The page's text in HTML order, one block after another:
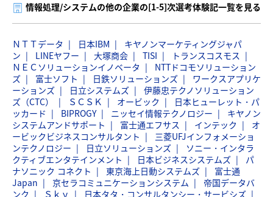
情報処理/システムの他の企業の[1-5]次選考体験記一覧を見る
ＮＴＴデータ 日本IBM
キヤノンマーケティングジャパ
ン
LINEヤフー 大塚商会 TISI
トランスコスモス
ＮＥＣソリューションイノベータ
NTTドコモソリューション
ズ
富士ソフト 日鉄ソリューションズ
ワークスアプリケ
ーションズ
日立システムズ
伊藤忠テクノソリューション
ズ（CTC）
ＳＣＳＫ オービック
日本ヒューレット・パ
ッカード
BIPROGY ニッセイ情報テクノロジー
キヤノン
システムアンドサポート
富士通エフサス インテック
オ
ービックビジネスコンサルタント
三菱UFJインフォメーショ
ンテクノロジー
日立ソリューションズ
ソニー・インタラ
クティブエンタテインメント
日本ビジネスシステムズ
パ
ナソニック コネクト
東京海上日動システムズ
富士通
Japan
京セラコミュニケーションシステム
帝国データバ
ンク
Ｓｋｙ 日本タタ・コンサルタンシー・サービシズ